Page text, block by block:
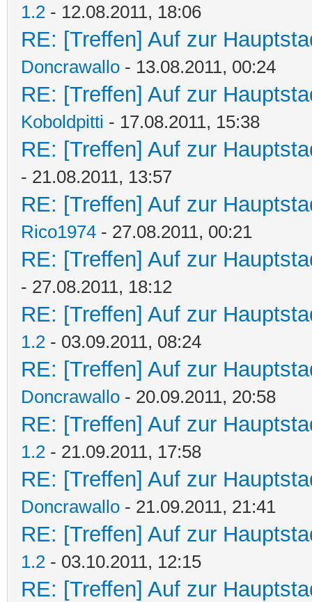
1.2 - 12.08.2011, 18:06
RE: [Treffen] Auf zur
Doncrawallo - 13.08.2011, 00:24
RE: [Treffen] Auf zur
Koboldpitti - 17.08.2011, 15:38
RE: [Treffen] Auf zur
- 21.08.2011, 13:57
RE: [Treffen] Auf zur
Rico1974 - 27.08.2011, 00:21
RE: [Treffen] Auf zur
- 27.08.2011, 18:12
RE: [Treffen] Auf zur
1.2 - 03.09.2011, 08:24
RE: [Treffen] Auf zur
Doncrawallo - 20.09.2011, 20:58
RE: [Treffen] Auf zur
1.2 - 21.09.2011, 17:58
RE: [Treffen] Auf zur
Doncrawallo - 21.09.2011, 21:41
RE: [Treffen] Auf zur
1.2 - 03.10.2011, 12:15
RE: [Treffen] Auf zur